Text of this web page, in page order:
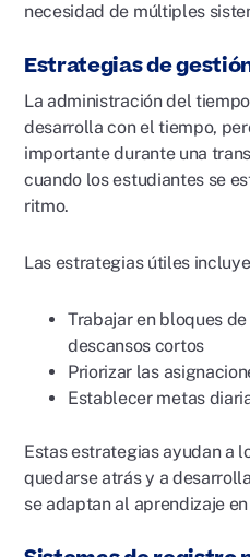
necesidad de múltiples
Estrategias de
La administración del
desarrolla con el tiempo,
importante durante una
cuando los estudiantes se
ritmo.
Las estrategias útiles
Trabajar en bloques
descansos cortos
Priorizar las
Establecer metas
Estas estrategias ayudan a
quedarse atrás y a
se adaptan al aprendizaje